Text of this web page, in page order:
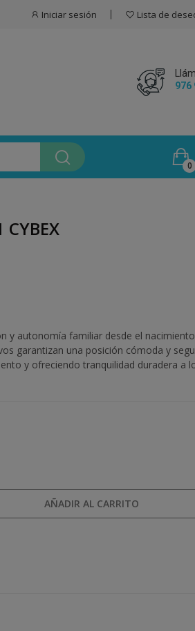
Iniciar sesión Lista de
976
0
CYBEX
y autonomía familiar desde el
garantizan una posición cómoda y
y ofreciendo tranquilidad duradera a
AÑADIR AL CARRITO